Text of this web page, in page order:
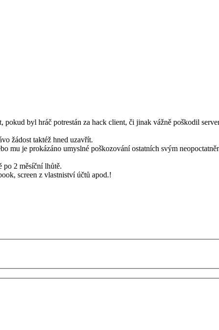
byl hráč potrestán za hack client, či jinak vážně poškodil
žádost taktéž hned uzavřít.
mu je prokázáno umyslné poškozování ostatních svým
po 2 měsíční lhůtě.
screen z vlastniství účtů apod.!